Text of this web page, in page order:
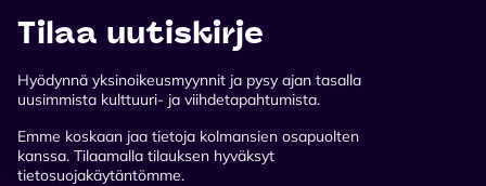
Tilaa uutiskirje
Hyödynnä yksinoikeusmyynnit ja pysy ajan tasalla
uusimmista kulttuuri- ja viihdetapahtumista.
Emme koskaan jaa tietoja kolmansien osapuolten
kanssa. Tilaamalla tilauksen hyväksyt
tietosuojakäytäntömme.